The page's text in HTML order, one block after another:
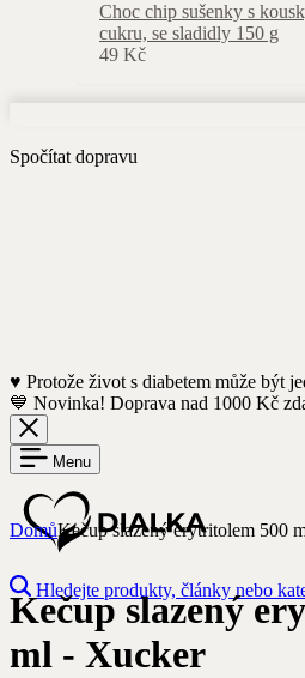
Choc chip sušenky s
cukru, se sladidly 150 g
49 Kč
Spočítat dopravu
♥️ Protože život s diabetem může být
💙 Novinka! Doprava nad 1000 Kč
Menu
Hledejte produkty, články nebo
DomůKečup slazený erytritolem 500
Kečup slazený
ml - Xucker